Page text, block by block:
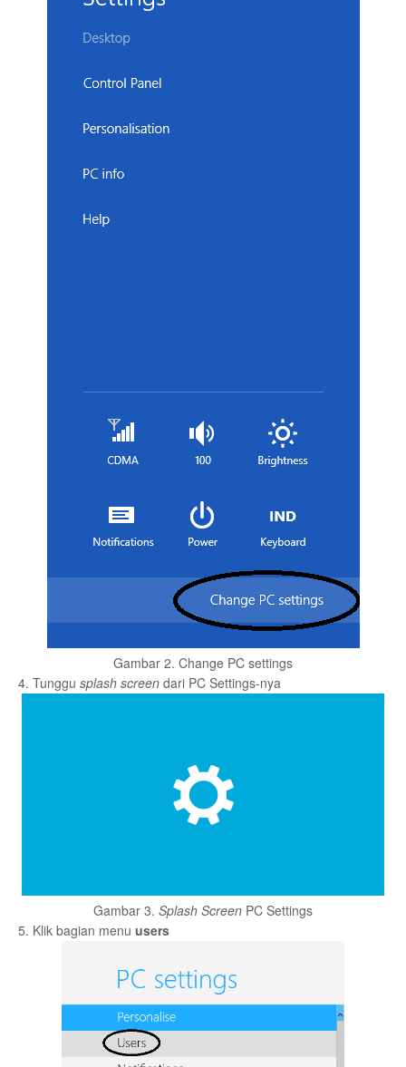
Gambar 2. Change PC settings
4. Tunggu splash screen dari PC Settings-nya
Gambar 3. Splash Screen PC Settings
5. Klik bagian menu users